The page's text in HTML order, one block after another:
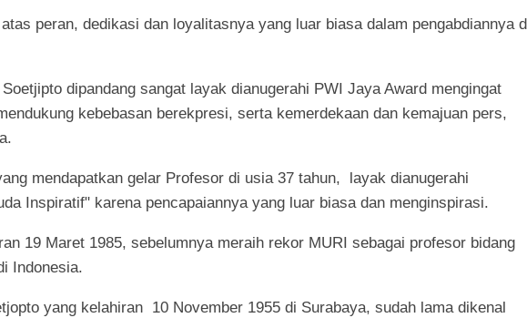
peran, dedikasi dan loyalitasnya yang luar biasa dalam pengabdiannya
dipandang sangat layak dianugerahi PWI Jaya Award mengingat
kebebasan berekpresi, serta kemerdekaan dan kemajuan pers,
mendapatkan gelar Profesor di usia 37 tahun, layak dianugerahi
Inspiratif" karena pencapaiannya yang luar biasa dan menginspirasi.
19 Maret 1985, sebelumnya meraih rekor MURI sebagai profesor bidang
Indonesia.
yang kelahiran 10 November 1955 di Surabaya, sudah lama dikenal